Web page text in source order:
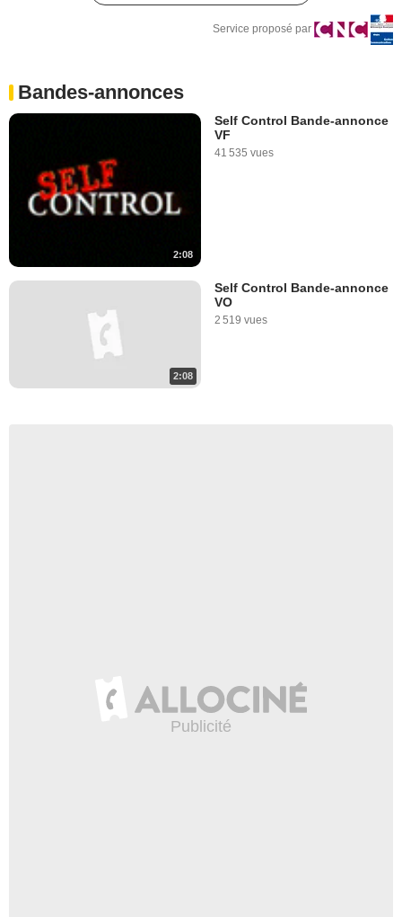
Service proposé par
Bandes-annonces
2:08
Self Control Bande-annonce
VF
41 535 vues
2:08
Self Control Bande-annonce
VO
2 519 vues